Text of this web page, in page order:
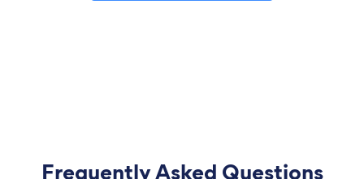
Frequently Asked Questions